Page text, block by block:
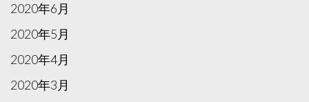
2020年6月
2020年5月
2020年4月
2020年3月